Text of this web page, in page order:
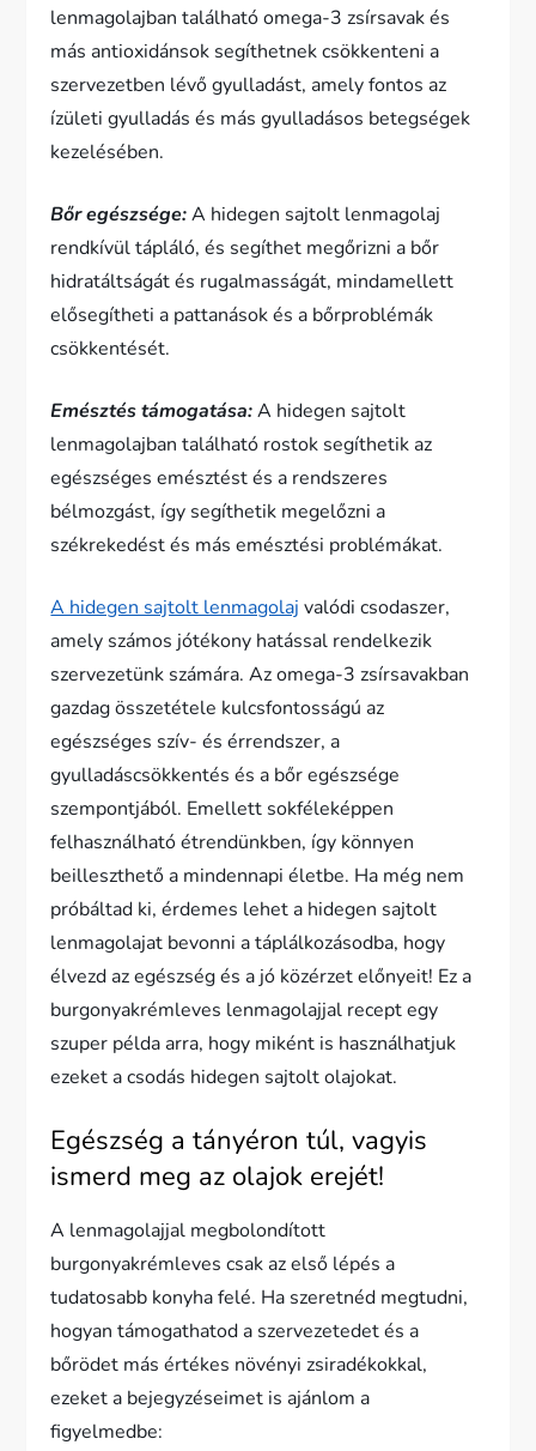
lenmagolajban található omega-3 zsírsavak és
más antioxidánsok segíthetnek csökkenteni a
szervezetben lévő gyulladást, amely fontos az
ízületi gyulladás és más gyulladásos betegségek
kezelésében.
Bőr egészsége:A hidegen sajtolt lenmagolaj
rendkívül tápláló, és segíthet megőrizni a bőr
hidratáltságát és rugalmasságát, mindamellett
elősegítheti a pattanások és a bőrproblémák
csökkentését.
Emésztés támogatása:A hidegen sajtolt
lenmagolajban található rostok segíthetik az
egészséges emésztést és a rendszeres
bélmozgást, így segíthetik megelőzni a
székrekedést és más emésztési problémákat.
A hidegen sajtolt lenmagolaj valódi csodaszer,
amely számos jótékony hatással rendelkezik
szervezetünk számára. Az omega-3 zsírsavakban
gazdag összetétele kulcsfontosságú az
egészséges szív- és érrendszer, a
gyulladáscsökkentés és a bőr egészsége
szempontjából. Emellett sokféleképpen
felhasználható étrendünkben, így könnyen
beilleszthető a mindennapi életbe. Ha még nem
próbáltad ki, érdemes lehet a hidegen sajtolt
lenmagolajat bevonni a táplálkozásodba, hogy
élvezd az egészség és a jó közérzet előnyeit! Ez a
burgonyakrémleves lenmagolajjal recept egy
szuper példa arra, hogy miként is használhatjuk
ezeket a csodás hidegen sajtolt olajokat.
Egészség a tányéron túl, vagyis
ismerd meg az olajok erejét!
A lenmagolajjal megbolondított
burgonyakrémleves csak az első lépés a
tudatosabb konyha felé. Ha szeretnéd megtudni,
hogyan támogathatod a szervezetedet és a
bőrödet más értékes növényi zsiradékokkal,
ezeket a bejegyzéseimet is ajánlom a
figyelmedbe: